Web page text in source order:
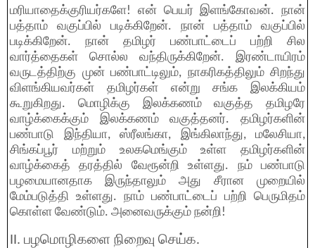
மரியாதைக்குரியர்களே! என் பெயர் இளங்கோவன். நான்
பத்தாம் வகுப்பில் படிக்கிறேன். நான் பத்தாம் வகுப்பில்
படிக்கிறேன். நான் தமிழர் பண்பாட்டைப் பற்றி சில
வார்த்தைகள் சொல்ல வந்திருக்கிறேன். இரண்டாயிரம்
வருடத்திற்கு முன் பண்பாட்டிலும், நாகரிகத்திலும் சிறந்து
விளங்கியவர்கள் தமிழர்கள் என்று சங்க இலக்கியம்
கூறுகிறது. மொழிக்கு இலக்கணம் வகுத்த தமிழரே
வாழ்க்கைக்கும் இலக்கணம் வகுத்தனர். தமிழர்களின்
பண்பாடு இந்தியா, ஸ்ரீலங்கா, இங்கிலாந்து, மலேசியா,
சிங்கப்பூர் மற்றும் உலகமெங்கும் உள்ள தமிழர்களின்
வாழ்க்கைத் தரத்தில் வேரூன்றி உள்ளது. நம் பண்பாடு
பழமையானதாக இருந்தாலும் அது சீரான முறையில்
மேம்படுத்தி உள்ளது. நாம் பண்பாட்டைப் பற்றி பெருமிதம்
கொள்ள வேண்டும். அனைவருக்கும் நன்றி!
II. பழமொழிகளை நிறைவு செய்க.